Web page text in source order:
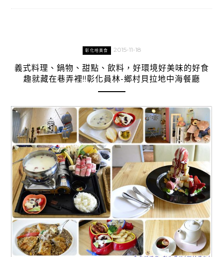
彰化哈美食 2015-11-18
義式料理、鍋物、甜點、飲料，好環境好美味的好食
趣就藏在巷弄裡!!彰化員林-鄉村貝拉地中海餐廳